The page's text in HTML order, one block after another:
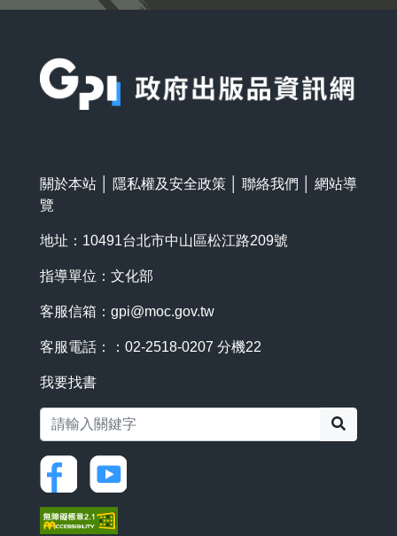
關於本站 隱私權及安全政策 聯絡我們
網站導
覽
地址：10491台北市中山區松江路209號
指導單位：文化部
客服信箱： gpi@moc.gov.tw
客服電話：：02-2518-0207 分機22
我要找書